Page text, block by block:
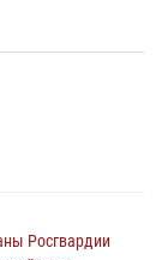
Росгвардии